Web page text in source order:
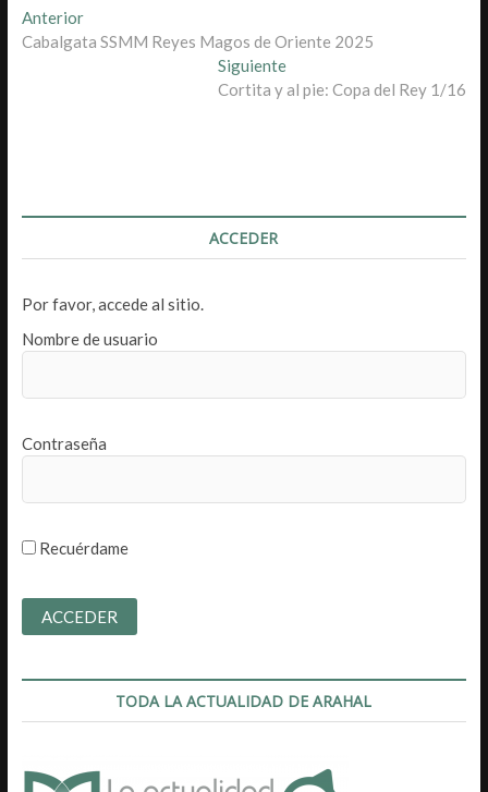
Navegación
de
AnteriorEntrada
anterior:
Cabalgata SSMM Reyes Magos de Oriente 2025
SiguienteEntrada
siguiente:
Cortita y al pie: Copa del Rey 1/16
ACCEDER
Por favor, accede al sitio.
Nombre de usuario
Contraseña
Recuérdame
TODA LA ACTUALIDAD DE ARAHAL